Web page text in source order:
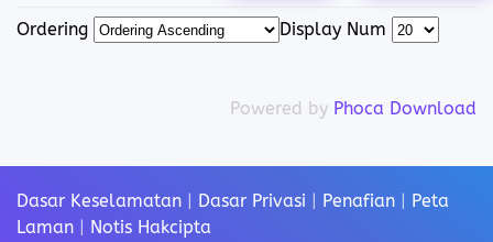
Ordering Display Num
Powered by Phoca Download
Dasar Keselamatan Dasar Privasi Penafian
Peta
Laman
Notis Hakcipta